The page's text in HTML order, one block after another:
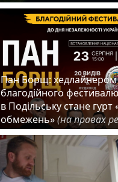
Пан Борщ: хедлайнером
благодійного фестивалю
в Подільську стане гурт
обмежень»(на правах